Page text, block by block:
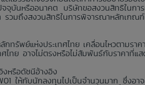
จุบันหรืออนาคต บริษัทขอสงวนสิทธิในกา
รวมถึงสงวนสิทธิในการพิจารณาหลักเกณฑ์
กทรัพย์แห่งประเทศไทย เคลื่อนไหวตามราค
ทย อาจไม่ตรงหรือไม่สัมพันธ์กับราคาที่แส
หรือดัชนีอ้างอิง
ให้กับนักลงทุนไปเป็นจำนวนมาก ซึ่งอา